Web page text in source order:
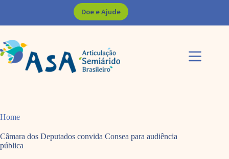
Doe e Ajude
Home
Câmara dos Deputados convida Consea para audiência
pública